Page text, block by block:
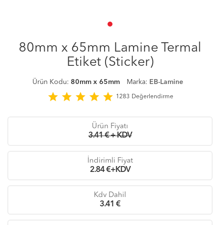
80mm x 65mm Lamine Termal
Etiket (Sticker)
Ürün Kodu: 80mm x 65mm Marka: EB-Lamine
star star star star star 1283 Değerlendirme
Ürün Fiyatı
3.41 € + KDV
İndirimli Fiyat
2.84€+KDV
Kdv Dahil
3.41 €